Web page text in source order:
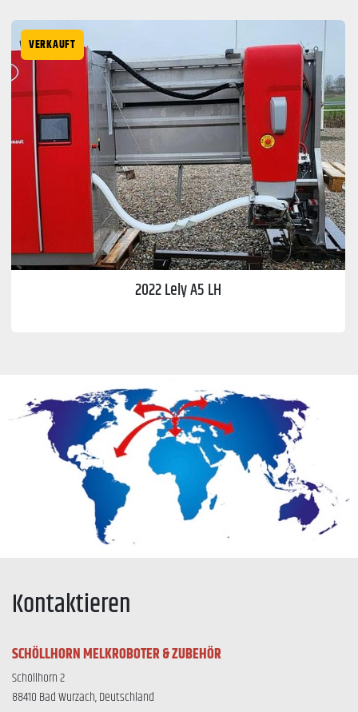
Melktechnik (1)
Sortieren nach
VERKAUFT
2022 Lely A5 LH
Kontaktieren
SCHÖLLHORN MELKROBOTER & ZUBEHÖR
Schöllhorn 2
88410 Bad Wurzach, Deutschland